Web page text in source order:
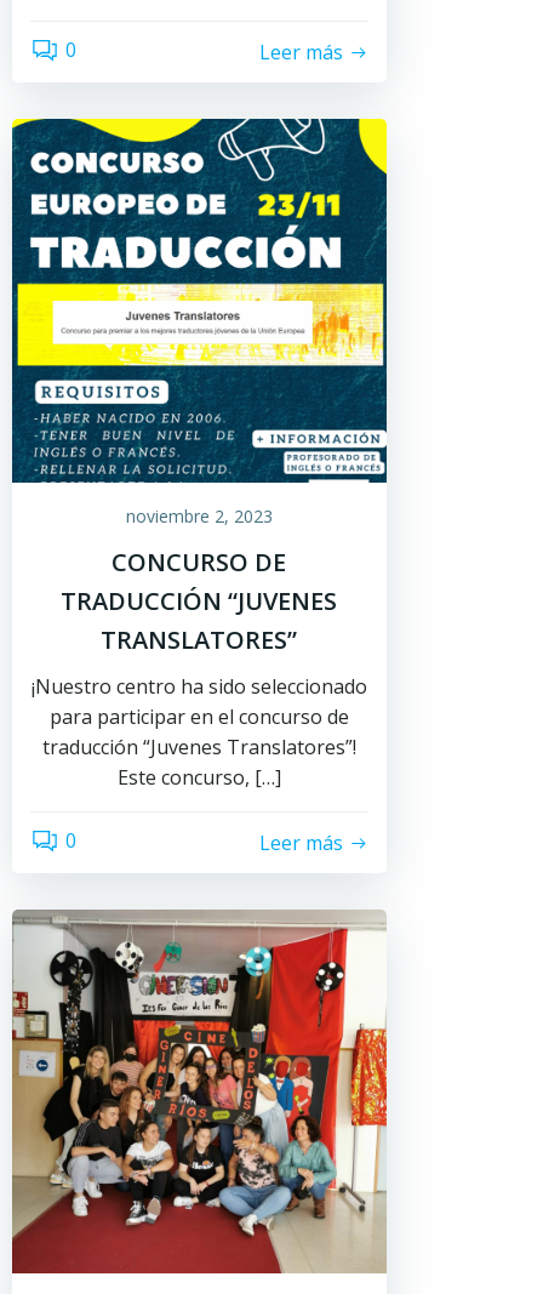
0 Leer más
noviembre 2, 2023
CONCURSO DE
TRADUCCIÓN “JUVENES
TRANSLATORES”
¡Nuestro centro ha sido seleccionado
para participar en el concurso de
traducción “Juvenes Translatores”!
Este concurso, […]
0 Leer más